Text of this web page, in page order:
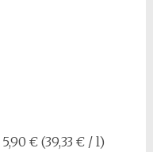
5,90 € (39,33 € / l)